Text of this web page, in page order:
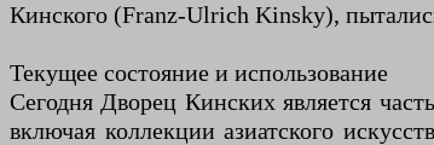
Кинского (Franz-Ulrich Kinsky),
Текущее состояние и использование
Сегодня Дворец Кинских является
включая коллекции азиатского